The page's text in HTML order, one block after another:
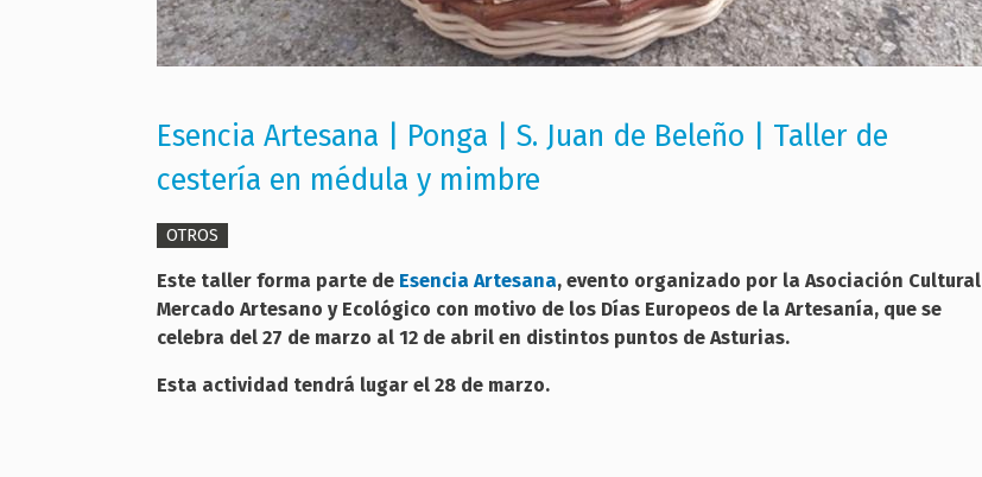
Esencia Artesana | Ponga | S. Juan de Beleño | Taller de
cestería en médula y mimbre
OTROS
Este taller forma parte de Esencia Artesana, evento organizado por la Asociación Cultural
Mercado Artesano y Ecológico con motivo de los Días Europeos de la Artesanía, que se
celebra del 27 de marzo al 12 de abril en distintos puntos de Asturias.
Esta actividad tendrá lugar el 28 de marzo.